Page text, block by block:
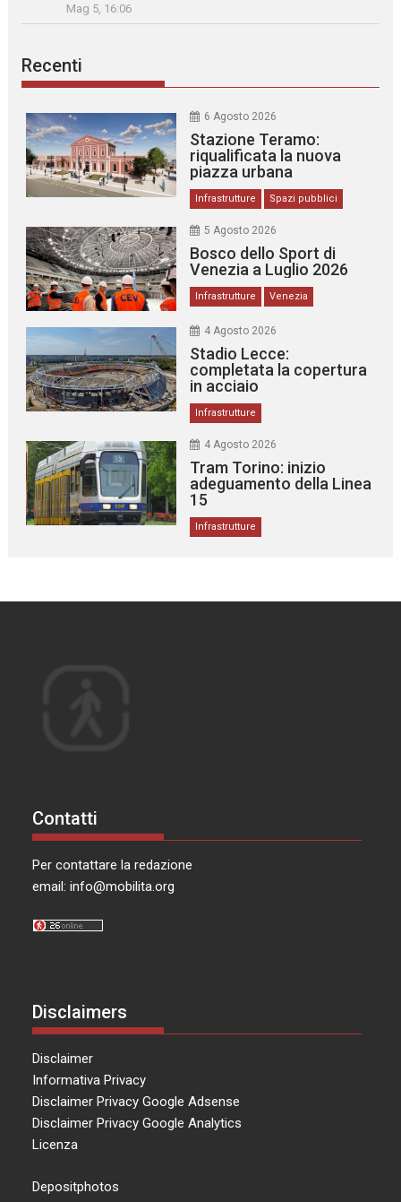
Mag 5, 16:06
Recenti
6 Agosto 2026
Stazione Teramo:
riqualificata la nuova
piazza urbana
Infrastrutture Spazi pubblici
5 Agosto 2026
Bosco dello Sport di
Venezia a Luglio 2026
Infrastrutture Venezia
4 Agosto 2026
Stadio Lecce:
completata la copertura
in acciaio
Infrastrutture
4 Agosto 2026
Tram Torino: inizio
adeguamento della Linea
15
Infrastrutture
Contatti
Per contattare la redazione
email:info@mobilita.org
Disclaimers
Disclaimer
Informativa Privacy
Disclaimer Privacy Google Adsense
Disclaimer Privacy Google Analytics
Licenza
Depositphotos